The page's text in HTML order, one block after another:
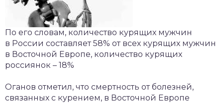
По его словам, количество курящих мужчин
в России составляет 58% от всех курящих мужчин
в Восточной Европе, количество курящих
россиянок – 18%
Оганов отметил, что смертность от болезней,
связанных с курением, в Восточной Европе